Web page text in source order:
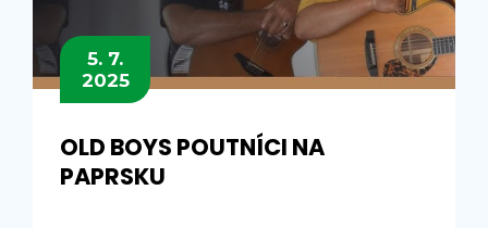
5. 7.
2025
OLD BOYS POUTNÍCI NA
PAPRSKU